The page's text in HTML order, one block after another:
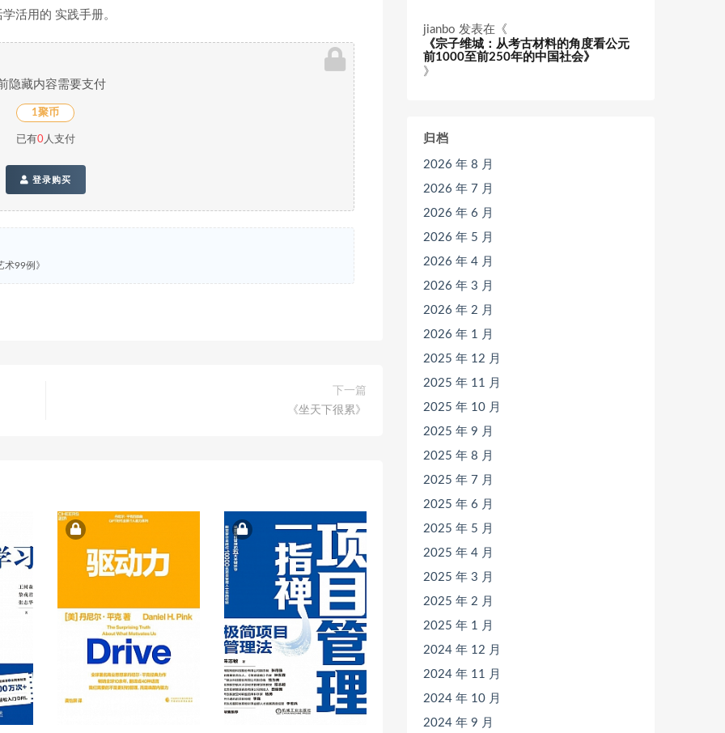
活用的 实践手册。
隐藏内容需要支付
1聚币
已有0人支付
登录购买
99例》
下一篇
《坐天下很累》
jianbo 发表在《
《宗子维城：从考古材料的角度看公元
前1000至前250年的中国社会》
》
归档
2026 年 8 月
2026 年 7 月
2026 年 6 月
2026 年 5 月
2026 年 4 月
2026 年 3 月
2026 年 2 月
2026 年 1 月
2025 年 12 月
2025 年 11 月
2025 年 10 月
2025 年 9 月
2025 年 8 月
2025 年 7 月
2025 年 6 月
2025 年 5 月
2025 年 4 月
2025 年 3 月
2025 年 2 月
2025 年 1 月
2024 年 12 月
2024 年 11 月
2024 年 10 月
2024 年 9 月